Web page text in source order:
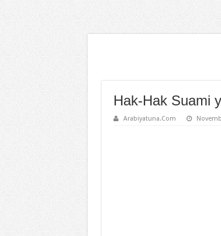
Hak-Hak Suami
Arabiyatuna.Com